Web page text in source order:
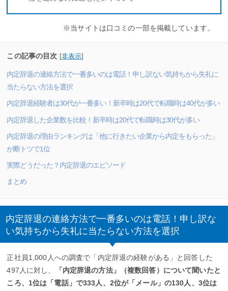
※当サイトは口コミの一部を掲載しています。
この記事の目次 [非表示]
内定辞退の連絡方法で一番多いのは電話！申し訳ない気持ちから失礼に
当たらない方法を選択
内定辞退経験者は30代が一番多い！新卒時は20代で転職時は40代が多い
内定辞退した企業数を比較！新卒時は20代で転職時は30代が多い
内定辞退の理由ランキングは「他に行きたい企業から内定をもらった」
が断トツで1位
実際どうだった？内定辞退のエピソード
まとめ
内定辞退の連絡方法で一番多いのは電話！申し訳な
い気持ちから失礼に当たらない方法を選択
正社員1,000人への調査で「内定辞退の経験がある」と回答した
497人に対し、
「内定辞退の方法」（複数回答）について聞いたと
ころ、1位は「電話」で333人、2位が「メール」の130人、3位は